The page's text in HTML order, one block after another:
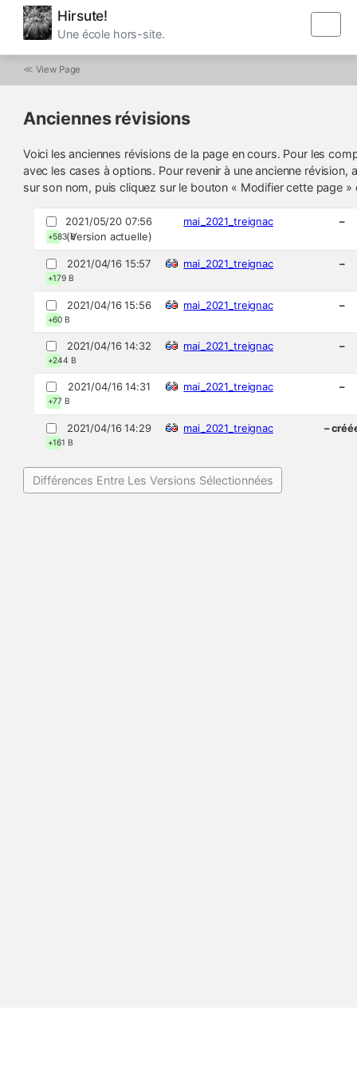
Hirsute!
Une école hors-site.
≪ View Page
Anciennes révisions
Voici les anciennes révisions de la page en cours. Pour les
avec les cases à options. Pour revenir à une ancienne révision,
sur son nom, puis cliquez sur le bouton « Modifier cette page »
2021/05/20 07:56 mai_2021_treignac –
+583 B(Version actuelle)
2021/04/16 15:57 mai_2021_treignac –
+179 B
2021/04/16 15:56 mai_2021_treignac –
+60 B
2021/04/16 14:32 mai_2021_treignac –
+244 B
2021/04/16 14:31 mai_2021_treignac –
+77 B
2021/04/16 14:29 mai_2021_treignac –
+161 B
Différences Entre Les Versions Sélectionnées